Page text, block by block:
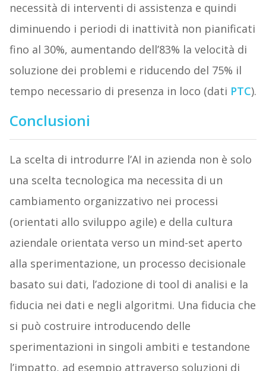
necessità di interventi di assistenza e quindi
diminuendo i periodi di inattività non pianificati
fino al 30%, aumentando dell’83% la velocità di
soluzione dei problemi e riducendo del 75% il
tempo necessario di presenza in loco (dati PTC).
Conclusioni
La scelta di introdurre l’AI in azienda non è solo
una scelta tecnologica ma necessita di un
cambiamento organizzativo nei processi
(orientati allo sviluppo agile) e della cultura
aziendale orientata verso un mind-set aperto
alla sperimentazione, un processo decisionale
basato sui dati, l’adozione di tool di analisi e la
fiducia nei dati e negli algoritmi. Una fiducia che
si può costruire introducendo delle
sperimentazioni in singoli ambiti e testandone
l’impatto, ad esempio attraverso soluzioni di